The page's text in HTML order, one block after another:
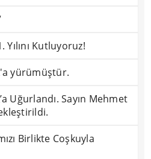
Kutluyoruz!
yürümüştür.
Uğurlandı. Sayın Mehmet
Birlikte Coşkuyla